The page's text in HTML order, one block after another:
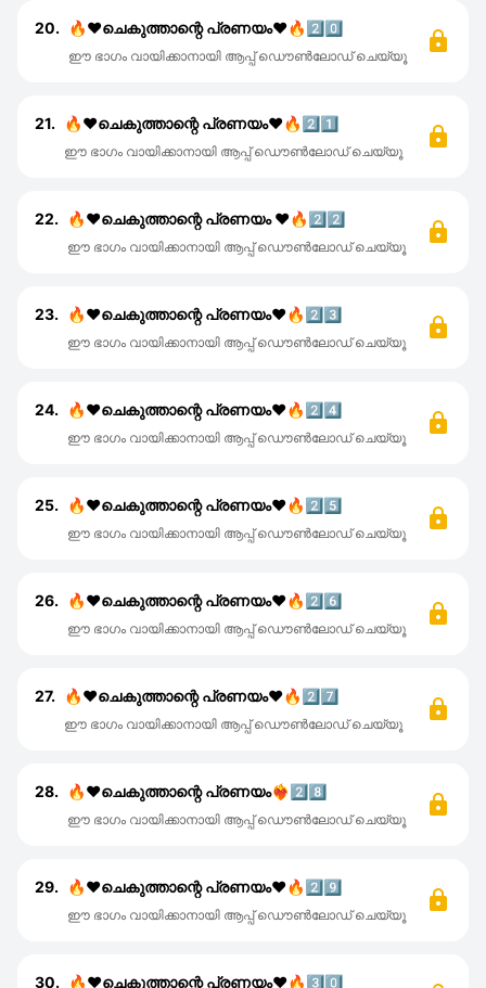
20. 🔥❤️‍ചെകുത്താന്റെ പ്രണയം❤️🔥2️⃣0️⃣
ഈ ഭാഗം വായിക്കാനായി ആപ്പ് ഡൌൺലോഡ് ചെയ്യൂ
21. 🔥❤️ചെകുത്താന്റെ പ്രണയം❤️🔥2️⃣1️⃣
ഈ ഭാഗം വായിക്കാനായി ആപ്പ് ഡൌൺലോഡ് ചെയ്യൂ
22. 🔥❤ചെകുത്താന്റെ പ്രണയം ❤🔥2️⃣2️⃣
ഈ ഭാഗം വായിക്കാനായി ആപ്പ് ഡൌൺലോഡ് ചെയ്യൂ
23. 🔥❤️ചെകുത്താന്റെ പ്രണയം❤️🔥2️⃣3️⃣
ഈ ഭാഗം വായിക്കാനായി ആപ്പ് ഡൌൺലോഡ് ചെയ്യൂ
24. 🔥❤️ചെകുത്താന്റെ പ്രണയം❤️🔥2️⃣4️⃣
ഈ ഭാഗം വായിക്കാനായി ആപ്പ് ഡൌൺലോഡ് ചെയ്യൂ
25. 🔥❤️ചെകുത്താന്റെ പ്രണയം❤️🔥2️⃣5️⃣
ഈ ഭാഗം വായിക്കാനായി ആപ്പ് ഡൌൺലോഡ് ചെയ്യൂ
26. 🔥❤️ചെകുത്താന്റെ പ്രണയം❤️🔥2️⃣6️⃣
ഈ ഭാഗം വായിക്കാനായി ആപ്പ് ഡൌൺലോഡ് ചെയ്യൂ
27. 🔥❤️ചെകുത്താന്റെ പ്രണയം❤️🔥2️⃣7️⃣
ഈ ഭാഗം വായിക്കാനായി ആപ്പ് ഡൌൺലോഡ് ചെയ്യൂ
28. 🔥❤️ചെകുത്താന്റെ പ്രണയം❤️‍🔥2️⃣8️⃣
ഈ ഭാഗം വായിക്കാനായി ആപ്പ് ഡൌൺലോഡ് ചെയ്യൂ
29. 🔥❤️ചെകുത്താന്റെ പ്രണയം❤️🔥2️⃣9️⃣
ഈ ഭാഗം വായിക്കാനായി ആപ്പ് ഡൌൺലോഡ് ചെയ്യൂ
30. 🔥❤️ചെകുത്താന്റെ പ്രണയം❤️🔥3️⃣0️⃣